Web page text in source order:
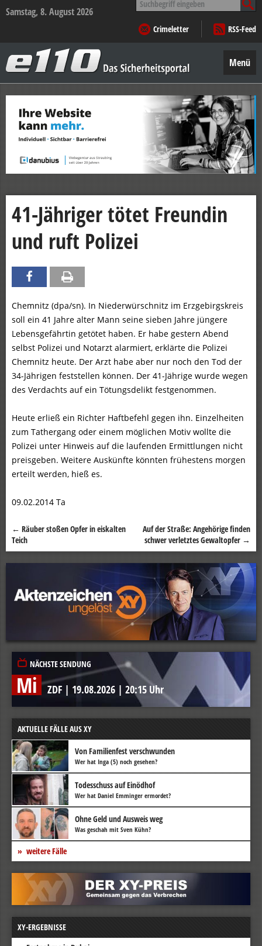
Samstag, 8. August 2026
nach:
Crimeletter
RSS-Feed
–
Das
Sicherheitsportal
Menü
Zum
Inhalt
springen
41-Jähriger tötet Freundin
und ruft Polizei
Chemnitz (dpa/sn). In Niederwürschnitz im Erzgebirgskreis
soll ein 41 Jahre alter Mann seine sieben Jahre jüngere
Lebensgefährtin getötet haben. Er habe gestern Abend
selbst Polizei und Notarzt alarmiert, erklärte die Polizei
Chemnitz heute. Der Arzt habe aber nur noch den Tod der
34-Jährigen feststellen können. Der 41-Jährige wurde wegen
des Verdachts auf ein Tötungsdelikt festgenommen.
Heute erließ ein Richter Haftbefehl gegen ihn. Einzelheiten
zum Tathergang oder einem möglichen Motiv wollte die
Polizei unter Hinweis auf die laufenden Ermittlungen nicht
preisgeben. Weitere Auskünfte könnten frühestens morgen
erteilt werden, hieß es.
09.02.2014 Ta
Beitragsnavigation
← Räuber stoßen Opfer in eiskalten
Teich
Auf der Straße: Angehörige finden
schwer verletztes Gewaltopfer →
NÄCHSTE SENDUNG
Mi ZDF | 19.08.2026 | 20:15 Uhr
AKTUELLE FÄLLE AUS XY
Von Familienfest verschwunden
Wer hat Inga (5) noch gesehen?
Todesschuss auf Einödhof
Wer hat Daniel Emminger ermordet?
Ohne Geld und Ausweis weg
Was geschah mit Sven Kühn?
weitere Fälle
XY-ERGEBNISSE